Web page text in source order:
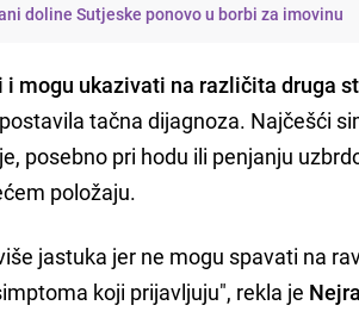
doline Sutjeske ponovo u borbi za imovinu
mogu ukazivati na različita druga
tačna dijagnoza. Najčešći
posebno pri hodu ili penjanju
položaju.
jastuka jer ne mogu spavati na
koji prijavljuju", rekla je